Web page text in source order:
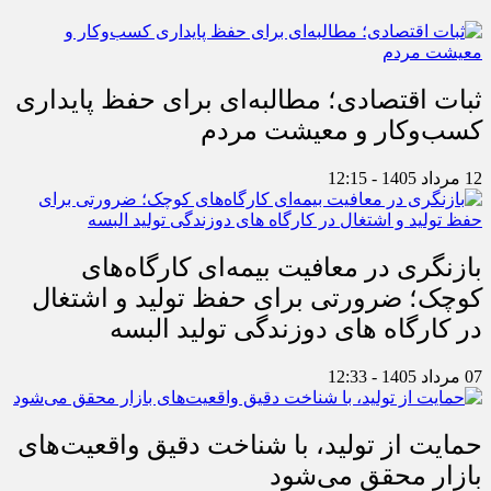
ثبات اقتصادی؛ مطالبه‌ای برای حفظ پایداری
کسب‌وکار و معیشت مردم
12 مرداد 1405 - 12:15
بازنگری در معافیت بیمه‌ای کارگاه‌های
کوچک؛ ضرورتی برای حفظ تولید و اشتغال
در کارگاه های دوزندگی تولید البسه
07 مرداد 1405 - 12:33
حمایت از تولید، با شناخت دقیق واقعیت‌های
بازار محقق می‌شود